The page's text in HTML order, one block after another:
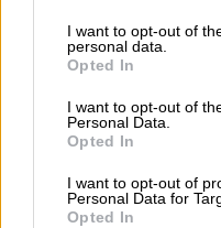
not limited to your visit or
grant or deny consent to
use your data for below
consent section.
I want to opt-out of
personal data.
Opted In
I want to opt-out of
Personal Data.
Opted In
I want to opt-out of
Personal Data for
Opted In
διαχειρίζονται
Εθνών
Κόσμος|15.07.2025